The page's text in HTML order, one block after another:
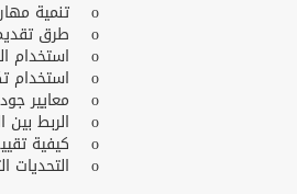
o تنمية مهارات الطلاب بطئ التعلم ، و ذوي الاحتياجات الخاصة
o طرق تقديم المشاريع الصفية
o استخدام الوسائل السمعية و البصرية
o استخدام تكنولوجيا التعلم في المشاريع الصفية
o معايير جودة تنفيذ المشاريع
o الربط بين المشاريع الصفية والمهارات الحياتية واحتياجات سوق العمل
o كيفية تقييم نجاح المشاريع الصفية في تحقيق اهداف العملية التعليمية
o التحديات التي تواجة المعلم في اتباع اسلوب المشاريع الصفية